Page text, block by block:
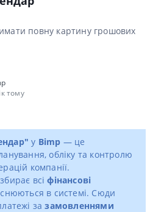
повну картину грошових
тому
у Bimp — це
обліку та контролю
компанії.
всіфінансові
в системі. Сюди
зазамовленнями